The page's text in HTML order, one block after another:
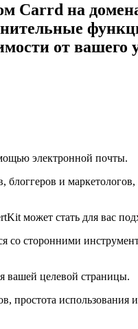
Carrd на
от вашего
электронной почты.
и
может стать для вас
со сторонними
вашей целевой страницы.
простота использования